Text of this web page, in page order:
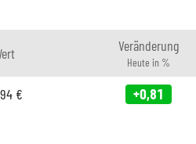
Veränderung
Heute in %
€ +0,81